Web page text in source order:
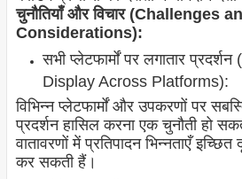
चुनौतियाँ और विचार (Challenges
Considerations):
सभी प्लेटफार्मों पर लगातार
Display Across Platforms):
विभिन्न प्लेटफार्मों और उपकरणों पर
प्रदर्शन हासिल करना एक चुनौती हो
वातावरणों में प्रतिपादन भिन्नताएँ
कर सकती हैं।